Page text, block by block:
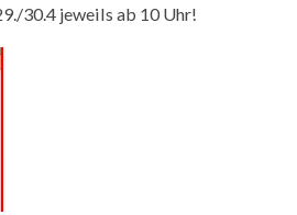
AB
30.4 jeweils ab 10 Uhr!